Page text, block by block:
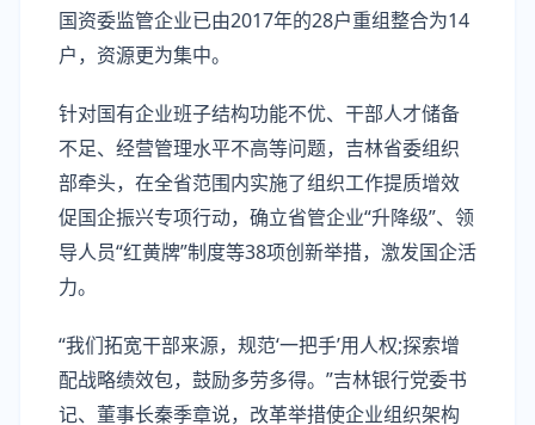
国资委监管企业已由2017年的28户重组整合为14
户，资源更为集中。
针对国有企业班子结构功能不优、干部人才储备
不足、经营管理水平不高等问题，吉林省委组织
部牵头，在全省范围内实施了组织工作提质增效
促国企振兴专项行动，确立省管企业“升降级”、领
导人员“红黄牌”制度等38项创新举措，激发国企活
力。
“我们拓宽干部来源，规范‘一把手’用人权;探索增
配战略绩效包，鼓励多劳多得。”吉林银行党委书
记、董事长秦季章说，改革举措使企业组织架构